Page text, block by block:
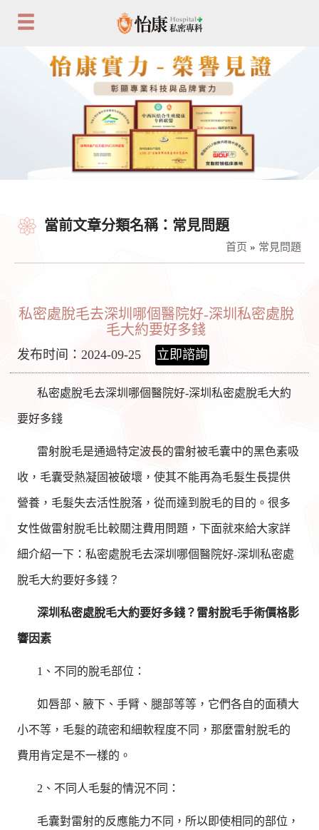
當前文章分類名稱：常見問題
首页 » 常見問題
私密處脫毛去深圳哪個醫院好-深圳私密處脫
毛大約要好多錢
发布时间：2024-09-25 立即諮詢
私密處脫毛去深圳哪個醫院好-深圳私密處脫毛大約
要好多錢
雷射脫毛是通過特定波長的雷射被毛囊中的黑色素吸
收，毛囊受熱凝固被破壞，使其不能再為毛髮生長提供
營養，毛髮失去活性脫落，從而達到脫毛的目的。很多
女性做雷射脫毛比較關注費用問題，下面就來給大家詳
細介紹一下：私密處脫毛去深圳哪個醫院好-深圳私密處
脫毛大約要好多錢？
深圳私密處脫毛大約要好多錢？雷射脫毛手術價格影
響因素
1、不同的脫毛部位：
如唇部、腋下、手臂、腿部等等，它們各自的面積大
小不等，毛髮的疏密和細軟程度不同，那麼雷射脫毛的
費用肯定是不一樣的。
2、不同人毛髮的情況不同：
毛囊對雷射的反應能力不同，所以即使相同的部位，